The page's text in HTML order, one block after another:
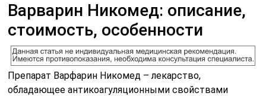
Варварин Никомед: описание,
стоимость, особенности
Препарат Варфарин Никомед – лекарство,
обладающее антикоагуляционными свойствами